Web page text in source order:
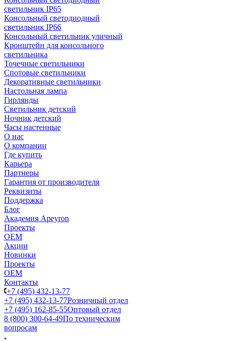
светильник IP65
Консольный светодиодный
светильник IP66
Консольный светильник уличный
Кронштейн для консольного
светильника
Точечные светильники
Спотовые светильники
Декоративные светильники
Настольная лампа
Гирлянды
Светильник детский
Ночник детский
Часы настенные
О нас
О компании
Где купить
Карьера
Партнеры
Гарантия от производителя
Реквизиты
Поддержка
Блог
Академия Apeyron
Проекты
ОЕМ
Акции
Новинки
Проекты
ОЕМ
Контакты
+7 (495) 432-13-77
+7 (495) 432-13-77Розничный отдел
+7 (495) 162-85-55Оптовый отдел
8 (800) 300-64-49По техническим
вопросам